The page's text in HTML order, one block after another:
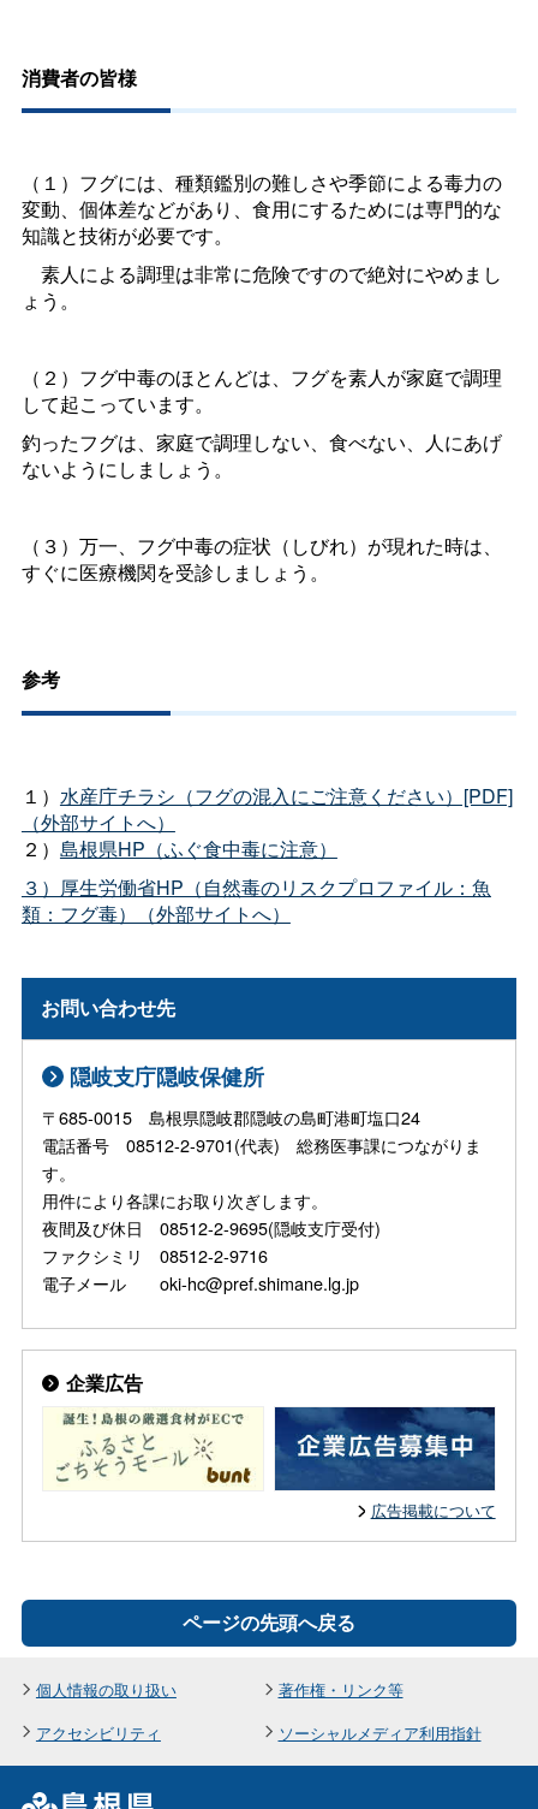
消費者の皆様
（１）フグには、種類鑑別の難しさや季節による毒力の
変動、個体差などがあり、食用にするためには専門的な
知識と技術が必要です。
素人による調理は非常に危険ですので絶対にやめまし
ょう。
（２）フグ中毒のほとんどは、フグを素人が家庭で調理
して起こっています。
釣ったフグは、家庭で調理しない、食べない、人にあげ
ないようにしましょう。
（３）万一、フグ中毒の症状（しびれ）が現れた時は、
すぐに医療機関を受診しましょう。
参考
１） 水産庁チラシ（フグの混入にご注意ください）[PDF]
（外部サイトへ）
２） 島根県HP（ふぐ食中毒に注意）
３）厚生労働省HP（自然毒のリスクプロファイル：魚
類：フグ毒）（外部サイトへ）
お問い合わせ先
隠岐支庁隠岐保健所
〒685-0015 島根県隠岐郡隠岐の島町港町塩口24
電話番号 08512-2-9701(代表) 総務医事課につながりま
す。
用件により各課にお取り次ぎします。
夜間及び休日 08512-2-9695(隠岐支庁受付)
ファクシミリ 08512-2-9716
電子メール oki-hc@pref.shimane.lg.jp
企業広告
広告掲載について
ページの先頭へ戻る
個人情報の取り扱い
著作権・リンク等
アクセシビリティ
ソーシャルメディア利用指針